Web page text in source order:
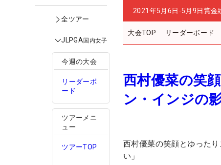
全ツアー
JLPGA国内女子
今週の大会
リーダーボ
ード
ツアーメニ
ュー
ツアーTOP
2021年5月6日-5月9日賞金
大会TOP リーダーボード
西村優菜の笑
ン・インジの
西村優菜の笑顔とゆった
い」